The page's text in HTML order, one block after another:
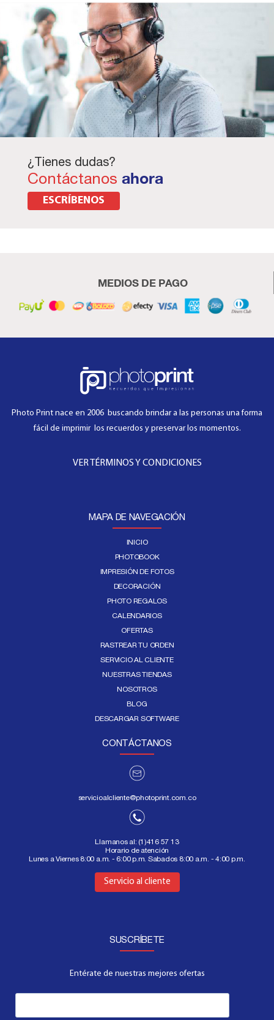
¿Tienes dudas?
Contáctanos ahora
ESCRÍBENOS
MEDIOS DE PAGO
Photo Print nace en 2006 buscando brindar a las personas una forma
fácil de imprimir los recuerdos y preservar los momentos.
VER TÉRMINOS Y CONDICIONES
MAPA DE NAVEGACIÓN
INICIO
PHOTOBOOK
IMPRESIÓN DE FOTOS
DECORACIÓN
PHOTO REGALOS
CALENDARIOS
OFERTAS
RASTREAR TU ORDEN
SERVICIO AL CLIENTE
NUESTRAS TIENDAS
NOSOTROS
BLOG
DESCARGAR SOFTWARE
CONTÁCTANOS
servicioalcliente@photoprint.com.co
Llamanos al: (1)416 57 13
Horario de atención
Lunes a Viernes 8:00 a.m. - 6:00 p.m. Sabados 8:00 a.m. - 4:00 p.m.
Servicio al cliente
Aquí
SUSCRÍBETE
Entérate de nuestras mejores ofertas